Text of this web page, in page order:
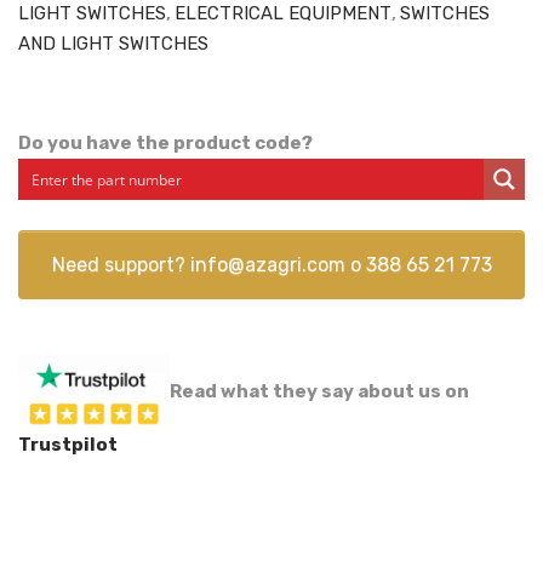
LIGHT SWITCHES, ELECTRICAL EQUIPMENT, SWITCHES
AND LIGHT SWITCHES
Do you have the product code?
Need support? info@azagri.com o 388 65 21 773
Read what they say about us on
Trustpilot